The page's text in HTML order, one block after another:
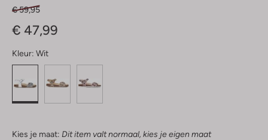
€ 59,95
€ 47,99
Kleur: Wit
Kies je maat: Dit item valt normaal, kies je eigen maat